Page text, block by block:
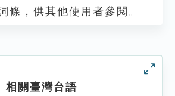
條，供其他使用者參閱。
相關臺灣台語